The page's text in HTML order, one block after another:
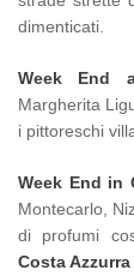
dimenticati.
Week End
Margherita
i pittoreschi
Week End in
Montecarlo,
di profumi
Costa Azzurra